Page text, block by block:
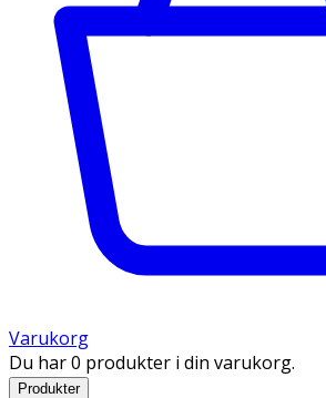
Varukorg
Du har 0 produkter i din varukorg.
Produkter